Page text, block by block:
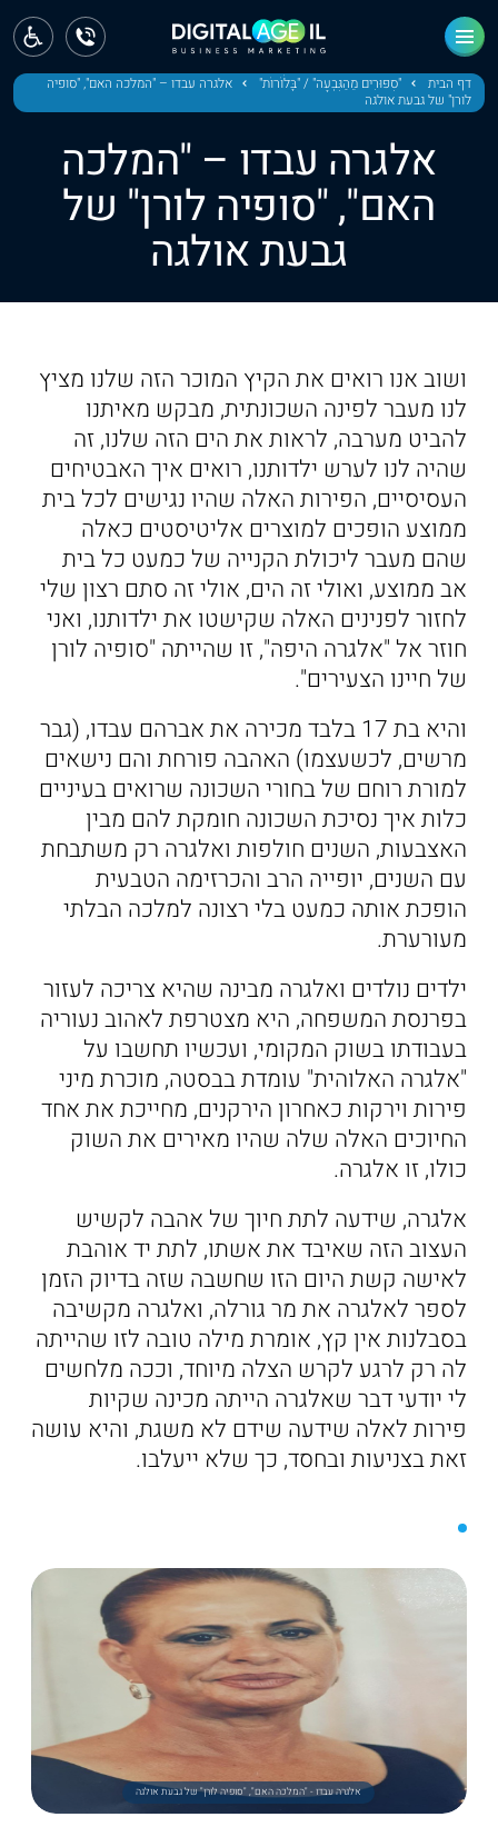
דף הבית "סִפּוּרִים מֵהַגִּבְעָה" / "בָּלֹוֹרוֹת"
אלגרה עבדו – "המלכה האם", "סופיה
לורן" של גבעת אולגה
אלגרה עבדו – "המלכה
האם", "סופיה לורן" של
גבעת אולגה
ושוב אנו רואים את הקיץ המוכר הזה שלנו מציץ
לנו מעבר לפינה השכונתית, מבקש מאיתנו
להביט מערבה, לראות את הים הזה שלנו, זה
שהיה לנו לערש ילדותנו, רואים איך האבטיחים
העסיסיים, הפירות האלה שהיו נגישים לכל בית
ממוצע הופכים למוצרים אליטיסטים כאלה
שהם מעבר ליכולת הקנייה של כמעט כל בית
אב ממוצע, ואולי זה הים, אולי זה סתם רצון שלי
לחזור לפנינים האלה שקישטו את ילדותנו, ואני
חוזר אל "אלגרה היפה", זו שהייתה "סופיה לורן
של חיינו הצעירים".
והיא בת 17 בלבד מכירה את אברהם עבדו, (גבר
מרשים, לכשעצמו) האהבה פורחת והם נישאים
למורת רוחם של בחורי השכונה שרואים בעיניים
כלות איך נסיכת השכונה חומקת להם מבין
האצבעות, השנים חולפות ואלגרה רק משתבחת
עם השנים, יופייה הרב והכרזימה הטבעית
הופכת אותה כמעט בלי רצונה למלכה הבלתי
מעורערת.
ילדים נולדים ואלגרה מבינה שהיא צריכה לעזור
בפרנסת המשפחה, היא מצטרפת לאהוב נעוריה
בעבודתו בשוק המקומי, ועכשיו תחשבו על
"אלגרה האלוהית" עומדת בבסטה, מוכרת מיני
פירות וירקות כאחרון הירקנים, מחייכת את אחד
החיוכים האלה שלה שהיו מאירים את השוק
כולו, זו אלגרה.
אלגרה, שידעה לתת חיוך של אהבה לקשיש
העצוב הזה שאיבד את אשתו, לתת יד אוהבת
לאישה קשת היום הזו שחשבה שזה בדיוק הזמן
לספר לאלגרה את מר גורלה, ואלגרה מקשיבה
בסבלנות אין קץ, אומרת מילה טובה לזו שהייתה
לה רק לרגע לקרש הצלה מיוחד, וככה מלחשים
לי יודעי דבר שאלגרה הייתה מכינה שקיות
פירות לאלה שידעה שידם לא משגת, והיא עושה
זאת בצניעות ובחסד, כך שלא ייעלבו.
אלגרה עבדו - "המלכה האם", "סופיה לורן" של גבעת אולגה
ראשי
חדשות
מחוז חיפה
מחוז מרכז
תל אביב